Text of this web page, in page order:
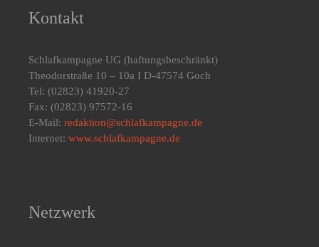
Kontakt
Schlafkampagne UG (haftungsbeschränkt)
Theodorstraße 10 – 10a I D-47574 Goch
Tel: (02823) 41920-27
Fax: (02823) 97572-16
E-Mail: redaktion@schlafkampagne.de
Internet: www.schlafkampagne.de
Netzwerk